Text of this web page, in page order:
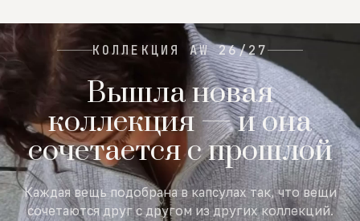
КОЛЛЕКЦИЯ AW 26/27
Вышла новая
коллекция — и она
сочетается с прошлой
Каждая вещь подобрана в капсулах так, что вещи
сочетаются друг с другом из других коллекций.